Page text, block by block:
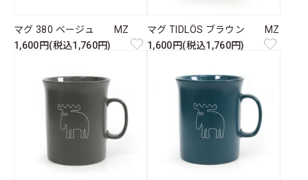
マグ 380 ベージュ MZ
1,600円(税込1,760円)
マグ TIDLÖS ブラウン MZ
1,600円(税込1,760円)